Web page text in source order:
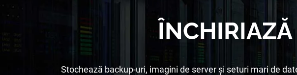
Stochează backup-uri, imagini de server și seturi mari de